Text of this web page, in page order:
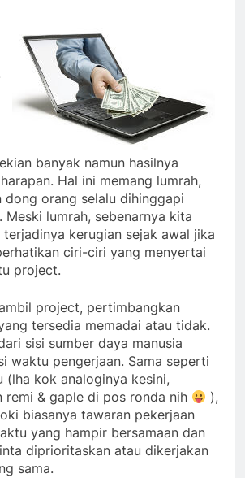
banyak namun hasilnya
Hal ini memang lumrah,
dong orang selalu dihinggapi
Meski lumrah, sebenarnya kita
terjadinya kerugian sejak awal jika
ciri-ciri yang menyertai
project.
project, pertimbangkan
tersedia memadai atau tidak.
sisi sumber daya manusia
waktu pengerjaan. Sama seperti
(lha kok analoginya kesini,
remi & gaple di pos ronda nih
),
biasanya tawaran pekerjaan
yang hampir bersamaan dan
diprioritaskan atau dikerjakan
sama.